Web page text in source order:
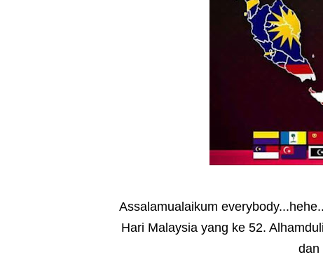
Assalamualaikum
Hari Malaysia yang ke 52.
dan